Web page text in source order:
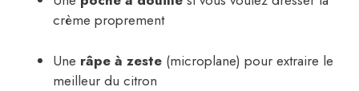
crème proprement
Une râpe à zeste (microplane) pour extraire le
meilleur du citron